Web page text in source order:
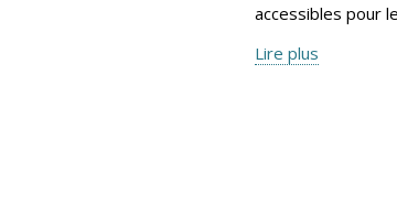
accessibles pour
Lire plus